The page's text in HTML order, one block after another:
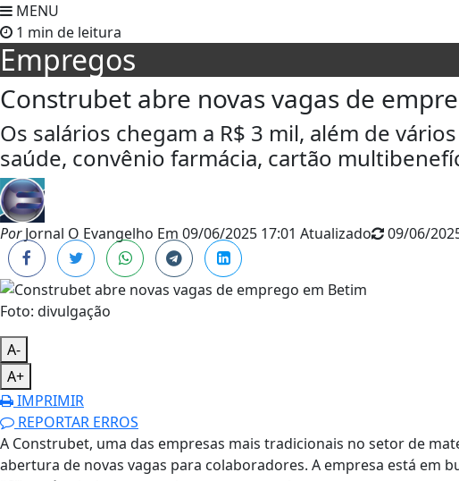
MENU
1 min de leitura
Empregos
Construbet abre novas vagas de
Os salários chegam a R$ 3 mil, além de
saúde, convênio farmácia, cartão
PorJornal O Evangelho Em 09/06/2025 17:01 Atualizado 09/06/
Foto: divulgação
A-
A+
IMPRIMIR
REPORTAR ERROS
A Construbet, uma das empresas mais tradicionais no setor de
abertura de novas vagas para colaboradores. A empresa está em